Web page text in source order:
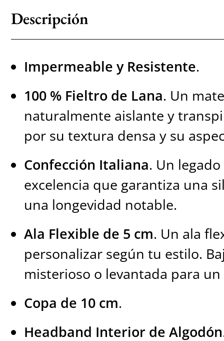
Descripción
Impermeable y Resistente.
100 % Fieltro de Lana. Un
naturalmente aislante y
por su textura densa y su
Confección Italiana. Un
excelencia que garantiza una
una longevidad notable.
Ala Flexible de 5 cm. Un ala
personalizar según tu estilo.
misterioso o levantada para
Copa de 10 cm.
Headband Interior de Algodón